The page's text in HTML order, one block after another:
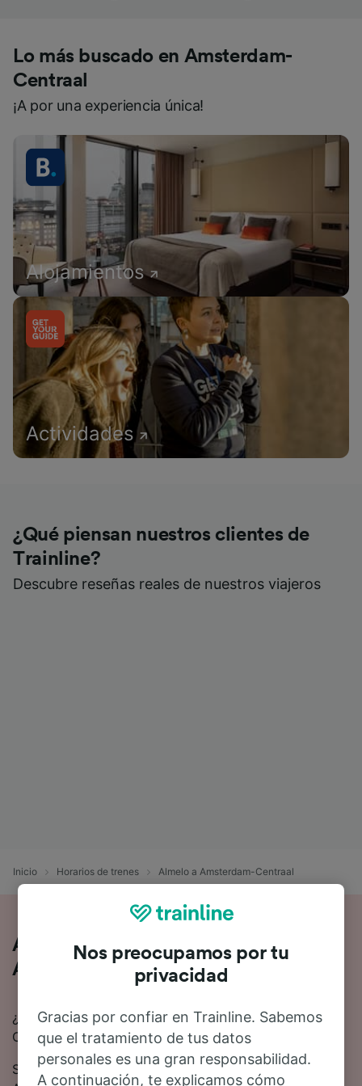
Lo más buscado en Amsterdam-
Centraal
¡A por una experiencia única!
Alojamientos
Actividades
¿Qué piensan nuestros clientes de
Trainline?
Descubre reseñas reales de nuestros viajeros
Inicio Horarios de trenes Almelo a Amsterdam-Centraal
Así es viajar en tren de Almelo a
Amsterdam-Centraal
¿Buscas información para ir de Almelo a Amsterdam-
Centraal en tren? Empieza tu viaje con nosotros.
Se tardan 2 horas de media en viajar de Almelo a
Nos preocupamos por tu
privacidad
Gracias por confiar en Trainline. Sabemos
que el tratamiento de tus datos
personales es una gran responsabilidad.
A continuación, te explicamos cómo